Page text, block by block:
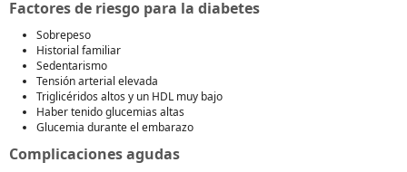
Factores de riesgo para la diabetes
Sobrepeso
Historial familiar
Sedentarismo
Tensión arterial elevada
Triglicéridos altos y un HDL muy bajo
Haber tenido glucemias altas
Glucemia durante el embarazo
Complicaciones agudas